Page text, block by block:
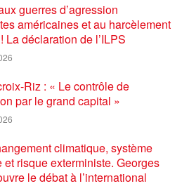
guerres d’agression
américaines et au harcèlement
La déclaration de l’ILPS
Riz : « Le contrôle de
par le grand capital »
climatique, système
et risque exterministe. Georges
le débat à l’international